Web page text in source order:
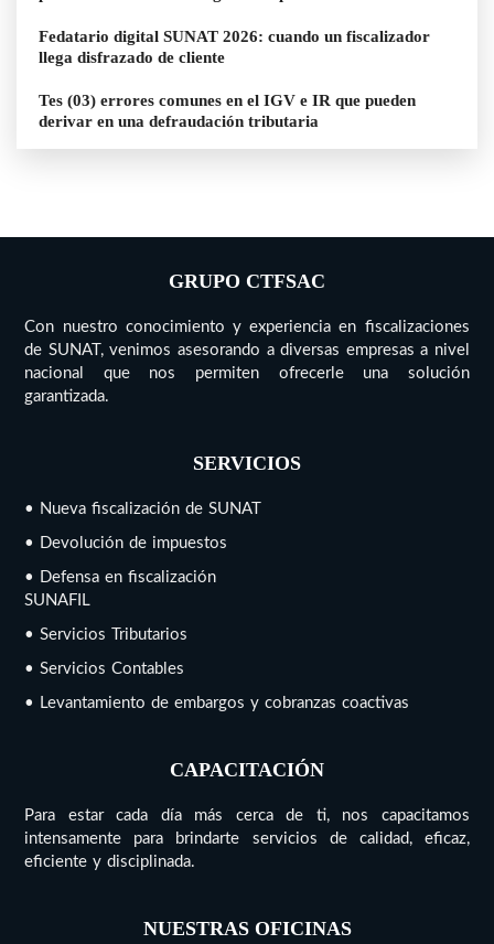
Fedatario digital SUNAT 2026: cuando un fiscalizador
llega disfrazado de cliente
Tes (03) errores comunes en el IGV e IR que pueden
derivar en una defraudación tributaria
GRUPO CTFSAC
Con nuestro conocimiento y experiencia en fiscalizaciones
de SUNAT, venimos asesorando a diversas empresas a nivel
nacional que nos permiten ofrecerle una solución
garantizada.
SERVICIOS
• Nueva fiscalización de SUNAT
• Devolución de impuestos
• Defensa en fiscalización
SUNAFIL
• Servicios Tributarios
• Servicios Contables
• Levantamiento de embargos y cobranzas coactivas
CAPACITACIÓN
Para estar cada día más cerca de ti, nos capacitamos
intensamente para brindarte servicios de calidad, eficaz,
eficiente y disciplinada.
NUESTRAS OFICINAS